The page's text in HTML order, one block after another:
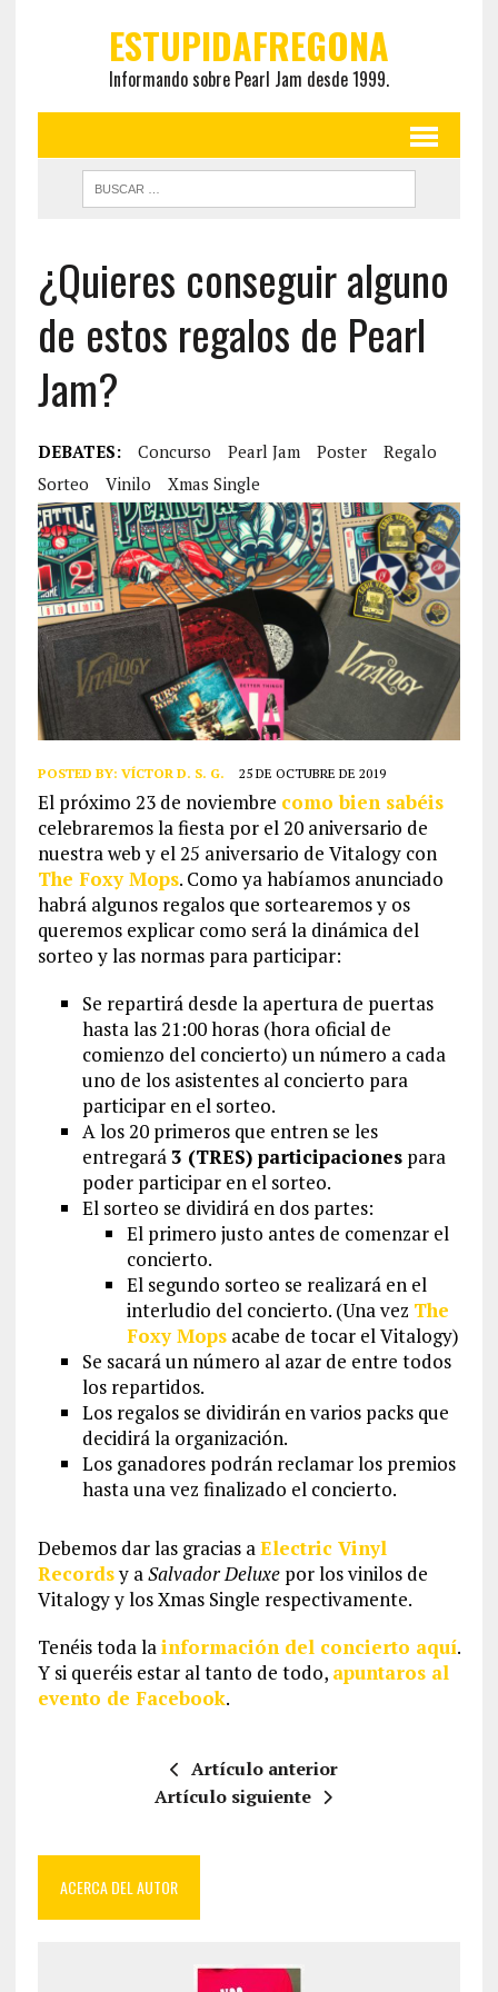
ESTUPIDAFREGONA
Informando sobre Pearl Jam desde 1999.
¿Quieres conseguir alguno
de estos regalos de Pearl
Jam?
DEBATES: Concurso Pearl Jam Poster
Regalo
Sorteo
Vinilo Xmas Single
POSTED BY: VÍCTOR D. S. G. 25 DE OCTUBRE DE 2019
El próximo 23 de noviembre como bien sabéis
celebraremos la fiesta por el 20 aniversario de
nuestra web y el 25 aniversario de Vitalogy con
The Foxy Mops. Como ya habíamos anunciado
habrá algunos regalos que sortearemos y os
queremos explicar como será la dinámica del
sorteo y las normas para participar:
Se repartirá desde la apertura de puertas
hasta las 21:00 horas (hora oficial de
comienzo del concierto) un número a cada
uno de los asistentes al concierto para
participar en el sorteo.
A los 20 primeros que entren se les
entregará3 (TRES) participacionespara
poder participar en el sorteo.
El sorteo se dividirá en dos partes:
El primero justo antes de comenzar el
concierto.
El segundo sorteo se realizará en el
interludio del concierto. (Una vez The
Foxy Mopsacabe de tocar el Vitalogy)
Se sacará un número al azar de entre todos
los repartidos.
Los regalos se dividirán en varios packs que
decidirá la organización.
Los ganadores podrán reclamar los premios
hasta una vez finalizado el concierto.
Debemos dar las gracias aElectric Vinyl
Recordsy aSalvador Deluxepor los vinilos de
Vitalogy y los Xmas Single respectivamente.
Tenéis toda lainformación del concierto aquí.
Y si queréis estar al tanto de todo, apuntaros al
evento de Facebook.
Artículo anterior
Artículo siguiente
ACERCA DEL AUTOR